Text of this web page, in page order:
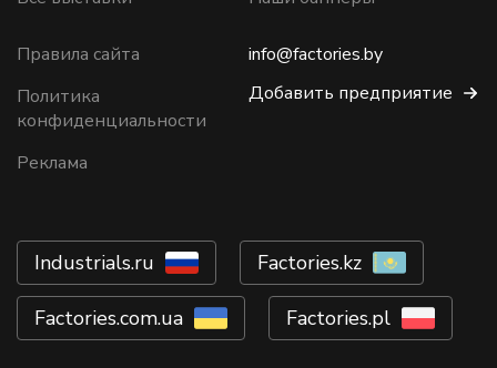
Правила сайта
Политика
конфиденциальности
Реклама
info@factories.by
Добавить предприятие
Industrials.ru Factories.kz
Factories.com.ua Factories.pl